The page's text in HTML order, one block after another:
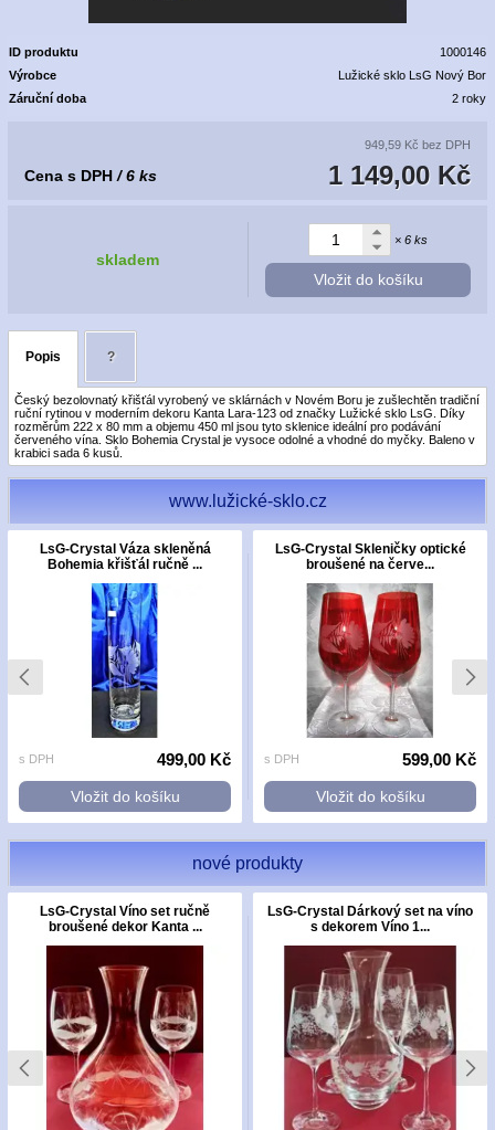
ID produktu
1000146
Výrobce
Lužické sklo LsG Nový Bor
Záruční doba
2 roky
949,59 Kč bez DPH
1 149,00 Kč
Cena s DPH / 6 ks
skladem
× 6 ks
Vložit do košíku
Popis ?
Český bezolovnatý křišťál vyrobený ve sklárnách v Novém Boru je zušlechtěn tradiční
ruční rytinou v moderním dekoru Kanta Lara-123 od značky Lužické sklo LsG. Díky
rozměrům 222 x 80 mm a objemu 450 ml jsou tyto sklenice ideální pro podávání
červeného vína. Sklo Bohemia Crystal je vysoce odolné a vhodné do myčky. Baleno v
krabici sada 6 kusů.
www.lužické-sklo.cz
LsG-Crystal Váza skleněná
Bohemia křišťál ručně ...
s DPH 499,00 Kč
Vložit do košíku
LsG-Crystal Skleničky optické
broušené na červe...
s DPH 599,00 Kč
Vložit do košíku
nové produkty
LsG-Crystal Víno set ručně
broušené dekor Kanta ...
LsG-Crystal Dárkový set na víno
s dekorem Víno 1...